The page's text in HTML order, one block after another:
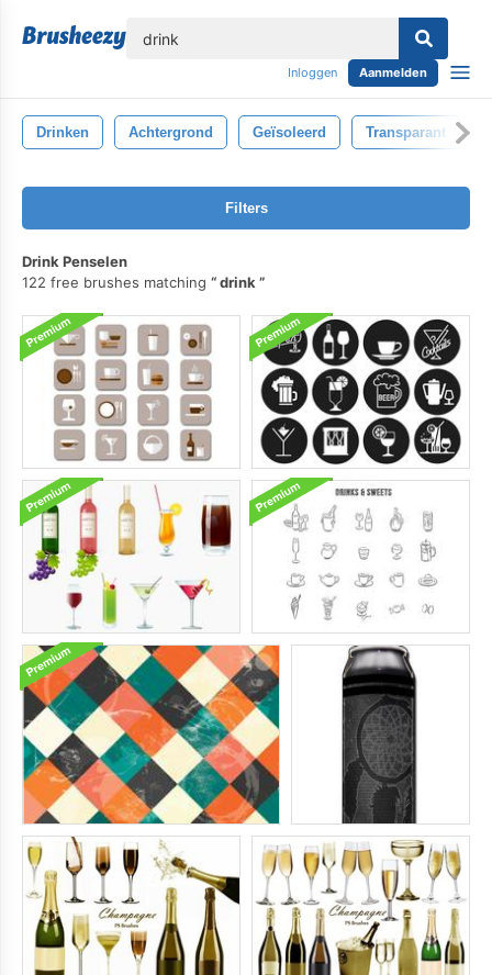
Inloggen Aanmelden
Drinken Achtergrond Geïsoleerd Transparant
Filters
Drink Penselen
122 free brushes matching
drink